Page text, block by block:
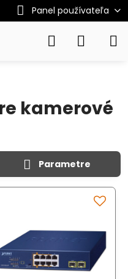
Panel používateľa
kamerové
Parametre